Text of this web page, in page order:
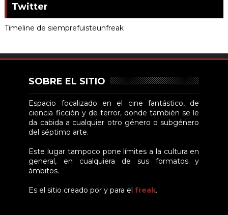
Twitter
Timeline de siemprefuisteunfreak
SOBRE EL SITIO
Espacio focalizado en el cine fantástico, de
ciencia ficción y de terror, donde también se le
da cabida a cualquier otro género o subgénero
del séptimo arte.
Este lugar tampoco pone límites a la cultura en
general, en cualquiera de sus formatos y
ámbitos.
Es el sitio creado por y para elfreak.